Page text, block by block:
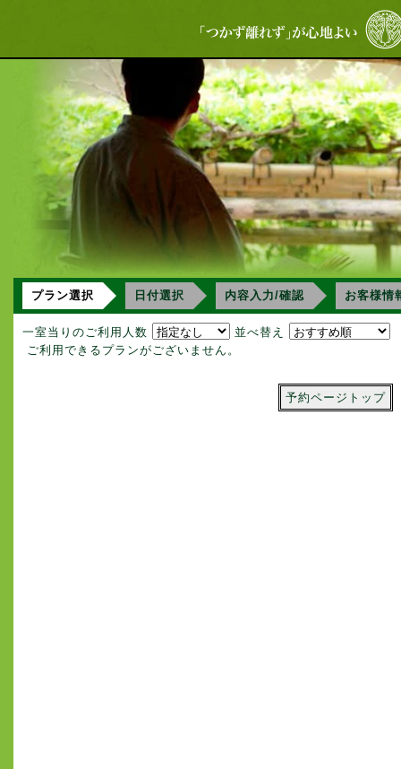
プラン選択 日付選択 内容入力/確認 お客様情
一室当りのご利用人数
並べ替え
ご利用できるプランがございません。
予約ページトップ